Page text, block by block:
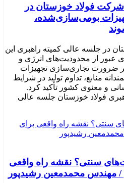
شرکت فولاد خوزستان در
بومی‌سازی‌شده،
در جلسه عالی کمیته راهبری این
عبور از محدودیت‌های انرژی و
ضرورت تجاری‌سازی تجهیزات
منابع، تداوم تولید در شرایط
و معنوی کشور تأکید کرد.
فولاد خوزستان جلسه عالی
سنتی؟ نقشه راه واقعی
مهندس محمدمعین رشیدپور